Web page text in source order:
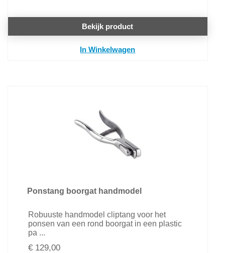
Bekijk product
In Winkelwagen
Ponstang boorgat handmodel
Robuuste handmodel cliptang voor het
ponsen van een rond boorgat in een plastic
pa ...
€ 129,00